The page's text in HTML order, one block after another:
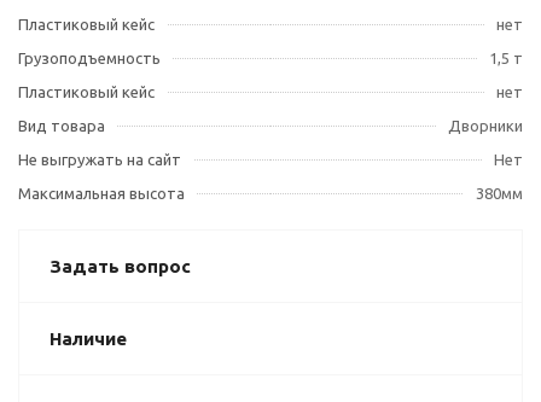
Пластиковый кейс
нет
Грузоподъемность
1,5 т
Пластиковый кейс
нет
Вид товара
Дворники
Не выгружать на сайт
Нет
Максимальная высота
380мм
Задать вопрос
Наличие